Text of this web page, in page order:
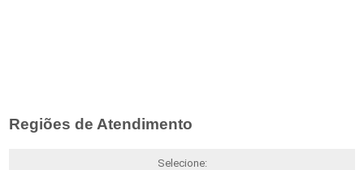
Regiões de Atendimento
Selecione: